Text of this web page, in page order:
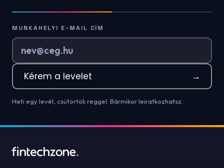
MUNKAHELYI E-MAIL CÍM
Kérem a levelet →
Heti egy levél, csütörtök reggel. Bármikor leiratkozhatsz.